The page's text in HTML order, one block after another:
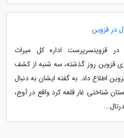
در قزوین
در قزوینسرپرست اداره کل میراث
قزوین روز گذشته، سه شنبه از کشف
اطلاع داد. به گفته ایشان به دنبال
شناختی غار قلعه کرد واقع در آوج،